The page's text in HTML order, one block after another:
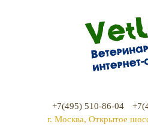
+7(495) 510-86-04
г. Москва, Открытое